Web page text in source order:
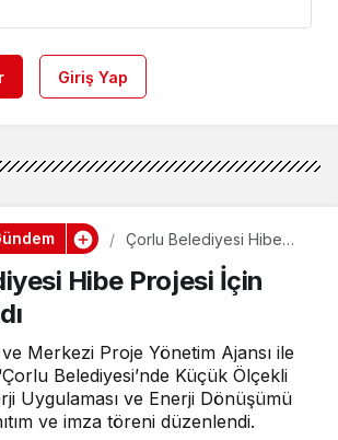
Giriş Yap
Çorlu Belediyesi Hibe
Hibe Projesi İçin
Merkezi Proje Yönetim Ajansı ile
Belediyesi’nde Küçük Ölçekli
Uygulaması ve Enerji Dönüşümü
ve imza töreni düzenlendi.